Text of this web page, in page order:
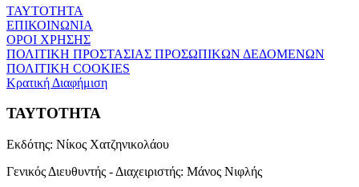
ΤΑΥΤΟΤΗΤΑ
ΕΠΙΚΟΙΝΩΝΙΑ
ΟΡΟΙ ΧΡΗΣΗΣ
ΠΟΛΙΤΙΚΗ ΠΡΟΣΤΑΣΙΑΣ ΠΡΟΣΩΠΙΚΩΝ ΔΕΔΟΜΕΝΩΝ
ΠΟΛΙΤΙΚΗ COOKIES
Κρατική Διαφήμιση
ΤΑΥΤΟΤΗΤΑ
Εκδότης: Νίκος Χατζηνικολάου
Γενικός Διευθυντής - Διαχειριστής: Μάνος Νιφλής